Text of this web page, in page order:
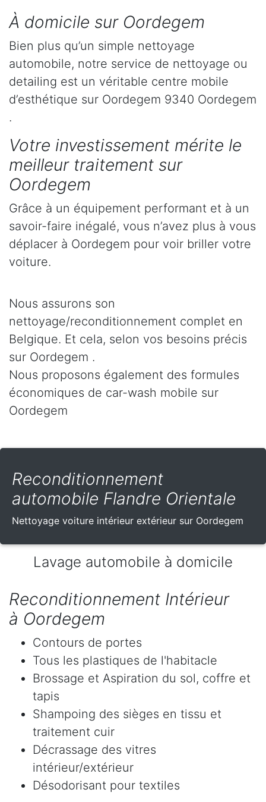
À domicile sur Oordegem
Bien plus qu’un simple nettoyage
automobile, notre service de nettoyage ou
detailing est un véritable centre mobile
d’esthétique sur Oordegem 9340 Oordegem
.
Votre investissement mérite le
meilleur traitement sur
Oordegem
Grâce à un équipement performant et à un
savoir-faire inégalé, vous n’avez plus à vous
déplacer à Oordegem pour voir briller votre
voiture.
Nous assurons son
nettoyage/reconditionnement complet en
Belgique. Et cela, selon vos besoins précis
sur Oordegem .
Nous proposons également des formules
économiques de car-wash mobile sur
Oordegem
Reconditionnement
automobile Flandre Orientale
Nettoyage voiture intérieur extérieur sur Oordegem
Lavage automobile à domicile
Reconditionnement Intérieur
à Oordegem
Contours de portes
Tous les plastiques de l'habitacle
Brossage et Aspiration du sol, coffre et
tapis
Shampoing des sièges en tissu et
traitement cuir
Décrassage des vitres
intérieur/extérieur
Désodorisant pour textiles